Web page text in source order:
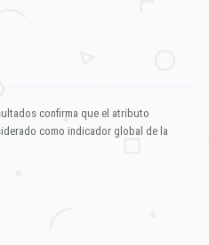
confirma que el atributo
como indicador global de la